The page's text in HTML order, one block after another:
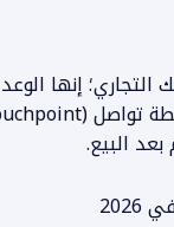
التجاري؛ إنها
البيع.